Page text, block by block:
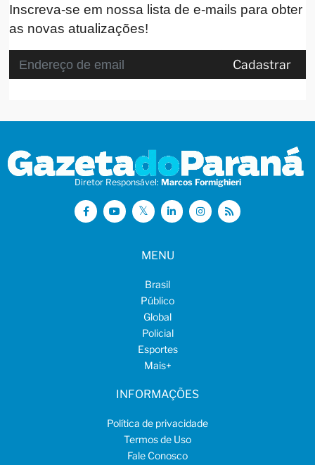
Inscreva-se em nossa lista de e-mails para obter
as novas atualizações!
Cadastrar
Diretor Responsável: Marcos Formighieri
MENU
Brasil
Público
Global
Policial
Esportes
Mais+
INFORMAÇÕES
Política de privacidade
Termos de Uso
Fale Conosco